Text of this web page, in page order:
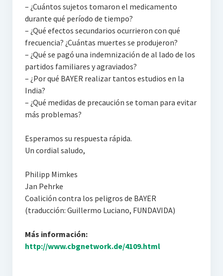
– ¿Cuántos sujetos tomaron el medicamento
durante qué período de tiempo?
– ¿Qué efectos secundarios ocurrieron con qué
frecuencia? ¿Cuántas muertes se produjeron?
– ¿Qué se pagó una indemnización de al lado de los
partidos familiares y agraviados?
– ¿Por qué BAYER realizar tantos estudios en la
India?
– ¿Qué medidas de precaución se toman para evitar
más problemas?
Esperamos su respuesta rápida.
Un cordial saludo,
Philipp Mimkes
Jan Pehrke
Coalición contra los peligros de BAYER
(traducción: Guillermo Luciano, FUNDAVIDA)
Más información:
http://www.cbgnetwork.de/4109.html